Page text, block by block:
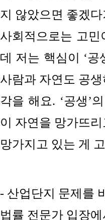
지 않았으면 좋겠
사회적으로는 고
데 저는 핵심이 ‘
사람과 자연도 공
각을 해요. ‘공생’
이 자연을 망가뜨
망가지고 있는 게
- 산업단지 문제를
법률 전문가 입장